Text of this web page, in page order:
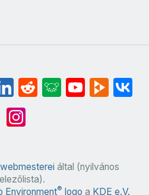
által (nyilvános
Environment® logo a KDE e.V.